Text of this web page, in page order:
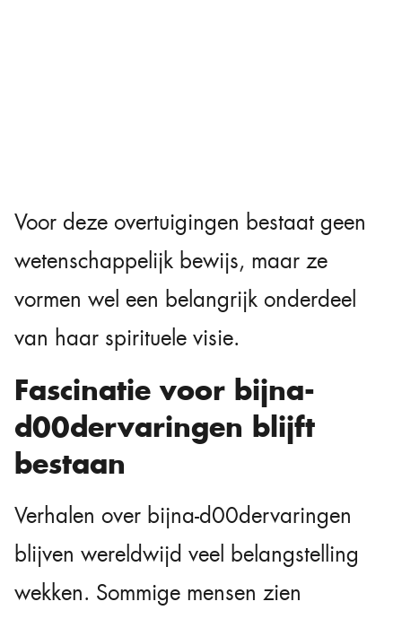
Voor deze overtuigingen bestaat geen
wetenschappelijk bewijs, maar ze
vormen wel een belangrijk onderdeel
van haar spirituele visie.
Fascinatie voor bijna-
d00dervaringen blijft
bestaan
Verhalen over bijna-d00dervaringen
blijven wereldwijd veel belangstelling
wekken. Sommige mensen zien